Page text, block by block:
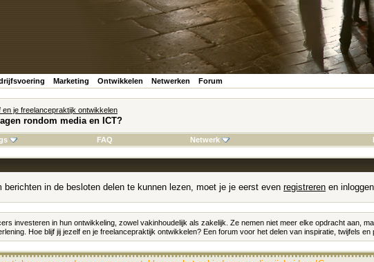
Marketing Ontwikkelen Netwerken Forum
en je freelancepraktijk ontwikkelen
rondom media en ICT?
FAQ Netwerk
in de besloten delen te kunnen lezen, moet je je eerst even registreren en
investeren in hun ontwikkeling, zowel vakinhoudelijk als zakelijk. Ze nemen niet meer elke opdracht aan,
Hoe blijf jij jezelf en je freelancepraktijk ontwikkelen? Een forum voor het delen van inspiratie, twijfels en